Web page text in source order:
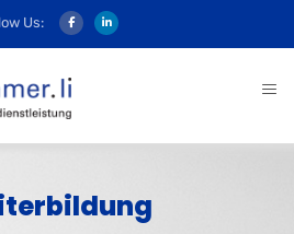
Us: